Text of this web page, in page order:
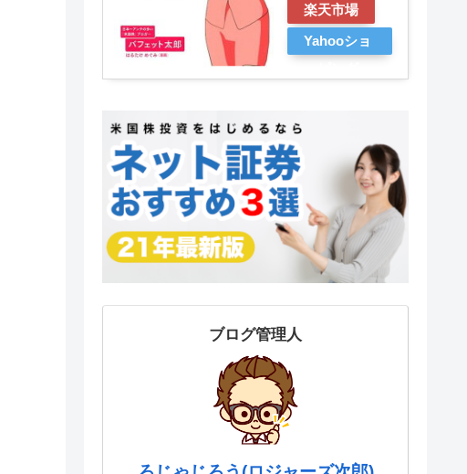
楽天市場
Yahooショ
ブログ管理人